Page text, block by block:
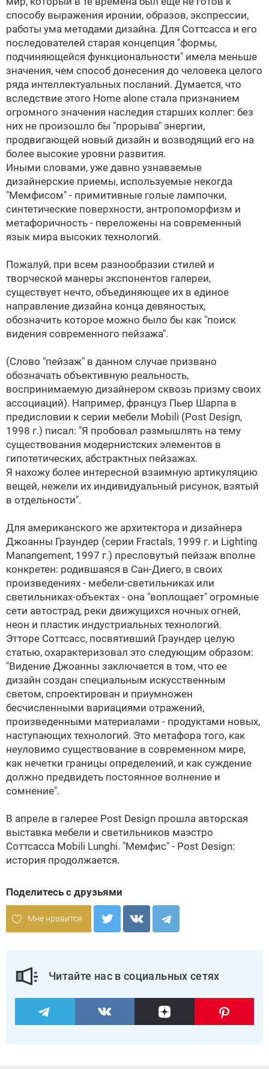
способу выражения иронии, образов, экспрессии,
работы ума методами дизайна. Для Соттсасса и его
последователей старая концепция "формы,
подчиняющейся функциональности" имела меньше
значения, чем способ донесения до человека целого
ряда интеллектуальных посланий. Думается, что
вследствие этого Home alone стала признанием
огромного значения наследия старших коллег: без
них не произошло бы "прорыва" энергии,
продвигающей новый дизайн и возводящий его на
более высокие уровни развития.
Иными словами, уже давно узнаваемые
дизайнерские приемы, используемые некогда
"Мемфисом" - примитивные голые лампочки,
синтетические поверхности, антропоморфизм и
метафоричность - переложены на современный
язык мира высоких технологий.
Пожалуй, при всем разнообразии стилей и
творческой манеры экспонентов галереи,
существует нечто, объединяющее их в единое
направление дизайна конца девяностых,
обозначить которое можно было бы как "поиск
видения современного пейзажа".
(Слово "пейзаж" в данном случае призвано
обозначать объективную реальность,
воспринимаемую дизайнером сквозь призму своих
ассоциаций). Например, француз Пьер Шарпа в
предисловии к серии мебели Mobili (Post Design,
1998 г.) писал: "Я пробовал размышлять на тему
существования модернистских элементов в
гипотетических, абстрактных пейзажах.
Я нахожу более интересной взаимную артикуляцию
вещей, нежели их индивидуальный рисунок, взятый
в отдельности".
Для американского же архитектора и дизайнера
Джоанны Граундер (серии Fractals, 1999 г. и Lighting
Manangement, 1997 г.) пресловутый пейзаж вполне
конкретен: родившаяся в Сан-Диего, в своих
произведениях - мебели-светильниках или
светильниках-объектах - она "воплощает" огромные
сети автострад, реки движущихся ночных огней,
неон и пластик индустриальных технологий.
Этторе Соттсасс, посвятивший Граундер целую
статью, охарактеризовал это следующим образом:
"Видение Джоанны заключается в том, что ее
дизайн создан специальным искусственным
светом, спроектирован и приумножен
бесчисленными вариациями отражений,
произведенными материалами - продуктами новых,
наступающих технологий. Это метафора того, как
неуловимо существование в современном мире,
как нечетки границы определений, и как суждение
должно предвидеть постоянное волнение и
сомнение".
В апреле в галерее Post Design прошла авторская
выставка мебели и светильников маэстро
Соттсасса Mobili Lunghi. "Мемфис" - Post Design:
история продолжается.
Поделитесь с друзьями
Мне нравится
Читайте нас в социальных сетях